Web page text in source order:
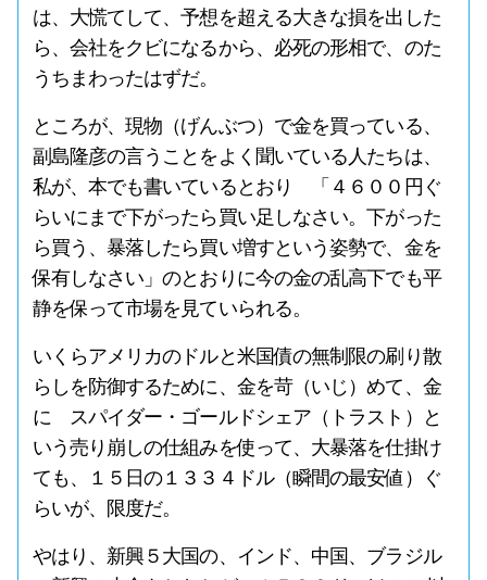
は、大慌てして、予想を超える大きな損を出した
ら、会社をクビになるから、必死の形相で、のた
うちまわったはずだ。
ところが、現物（げんぶつ）で金を買っている、
副島隆彦の言うことをよく聞いている人たちは、
私が、本でも書いているとおり 「４６００円ぐ
らいにまで下がったら買い足しなさい。下がった
ら買う、暴落したら買い増すという姿勢で、金を
保有しなさい」のとおりに今の金の乱高下でも平
静を保って市場を見ていられる。
いくらアメリカのドルと米国債の無制限の刷り散
らしを防御するために、金を苛（いじ）めて、金
に スパイダー・ゴールドシェア（トラスト）と
いう売り崩しの仕組みを使って、大暴落を仕掛け
ても、１５日の１３３４ドル（瞬間の最安値）ぐ
らいが、限度だ。
やはり、新興５大国の、インド、中国、ブラジル